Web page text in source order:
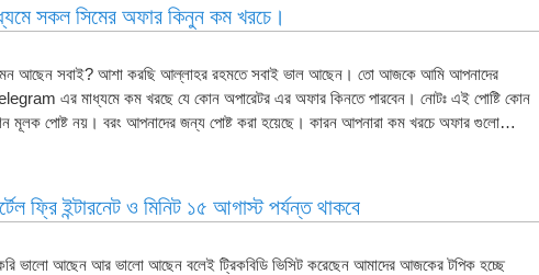
সকল সিমের অফার কিনুন কম খরচে।
আছেন সবাই? আশা করছি আল্লাহর রহমতে সবাই ভাল আছেন। তো আজকে আমি আপনাদের
এর মাধ্যমে কম খরছে যে কোন অপারেটর এর অফার কিনতে পারবেন। নোটঃ এই পোষ্টি কোন
মূলক পোষ্ট নয়। বরং আপনাদের জন্য পোষ্ট করা হয়েছে। কারন আপনারা কম খরচে অফার গুলো…
ফ্রি ইন্টারনেট ও মিনিট ১৫ আগাস্ট পর্যন্ত থাকবে
ভালো আছেন আর ভালো আছেন বলেই ট্রিকবিডি ভিসিট করেছেন আমাদের আজকের টপিক হচ্ছে